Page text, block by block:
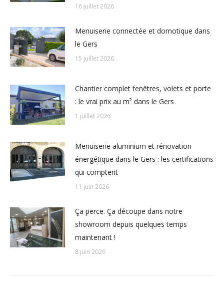
16 juillet 2026
Menuiserie connectée et domotique dans
le Gers
15 juillet 2026
Chantier complet fenêtres, volets et porte
: le vrai prix au m² dans le Gers
1 juillet 2026
Menuiserie aluminium et rénovation
énergétique dans le Gers : les certifications
qui comptent
11 juin 2026
Ça perce. Ça découpe dans notre
showroom depuis quelques temps
maintenant !
8 juin 2026